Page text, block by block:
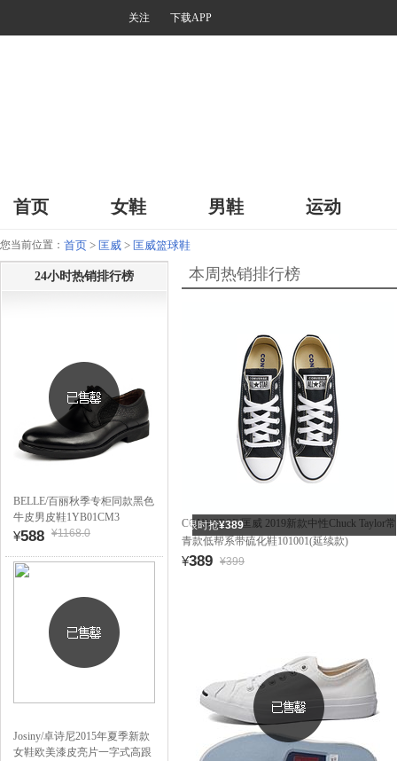
关注 下载APP
首页 女鞋 男鞋 运动
您当前位置： 首页 > 匡威 > 匡威篮球鞋
24小时热销排行榜
BELLE/百丽秋季专柜同款黑色
牛皮男皮鞋1YB01CM3
¥588 ¥1168.0
Josiny/卓诗尼2015年夏季新款
女鞋欧美漆皮亮片一字式高跟
本周热销排行榜
限时抢¥389
CONVERSE/匡威 2019新款中性Chuck Taylor常
青款低帮系带硫化鞋101001(延续款)
¥389 ¥399